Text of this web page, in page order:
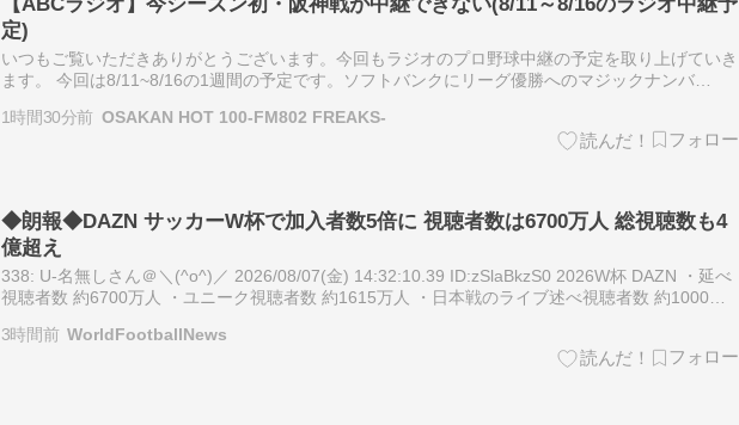
定)
いつもご覧いただきありがとうございます。今回もラジオのプロ野球中継の予定を取り上げていき
ます。 今回は8/11~8/16の1週間の予定です。ソフトバンクにリーグ優勝へのマジックナンバ
1時間30分前 OSAKAN HOT 100-FM802 FREAKS-
◆朗報◆DAZN サッカーW杯で加入者数5倍に 視聴者数は6700万人 総視聴数も4
億超え
338: U-名無しさん＠＼(^o^)／ 2026/08/07(金) 14:32:10.39 ID:zSlaBkzS0 2026W杯 DAZN ・延べ
視聴者数 約6700万人 ・ユニーク視聴者数 約1615万人 ・日本戦のライブ述べ視聴者数 約1000万
3時間前 WorldFootballNews